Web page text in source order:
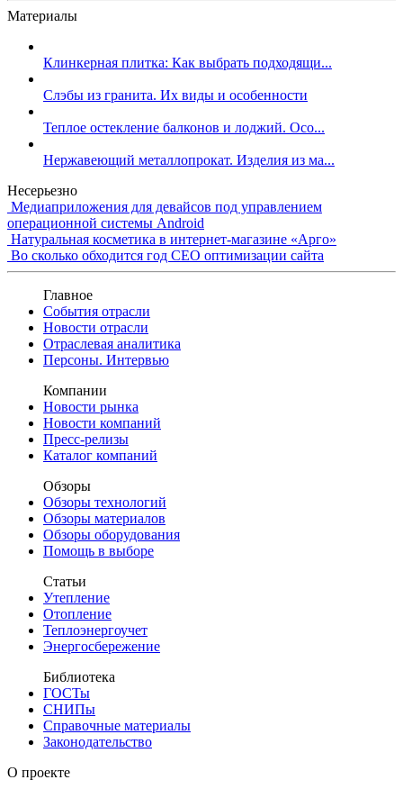
Материалы
Клинкерная плитка: Как выбрать подходящи...
Слэбы из гранита. Их виды и особенности
Теплое остекление балконов и лоджий. Осо...
Нержавеющий металлопрокат. Изделия из ма...
Несерьезно
Медиаприложения для девайсов под управлением
операционной системы Android
Натуральная косметика в интернет-магазине «Арго»
Во сколько обходится год СЕО оптимизации сайта
Главное
События отрасли
Новости отрасли
Отраслевая аналитика
Персоны. Интервью
Компании
Новости рынка
Новости компаний
Пресс-релизы
Каталог компаний
Обзоры
Обзоры технологий
Обзоры материалов
Обзоры оборудования
Помощь в выборе
Статьи
Утепление
Отопление
Теплоэнергоучет
Энергосбережение
Библиотека
ГОСТы
СНИПы
Справочные материалы
Законодательство
О проекте